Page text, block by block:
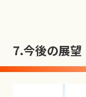
7.今後の展望